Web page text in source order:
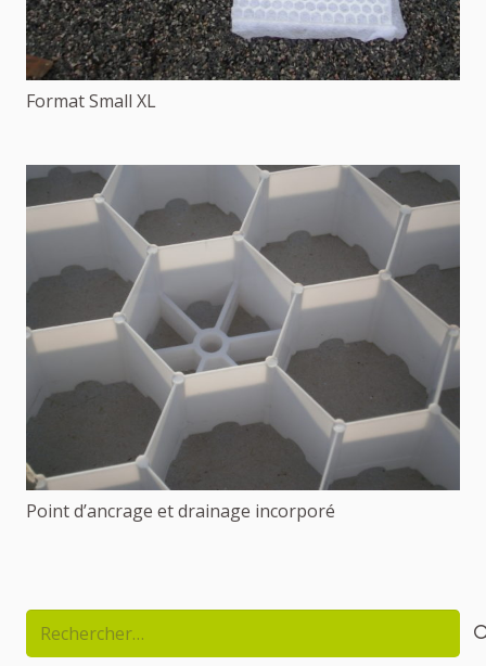
Format Small XL
Point d’ancrage et drainage incorporé
Rechercher :